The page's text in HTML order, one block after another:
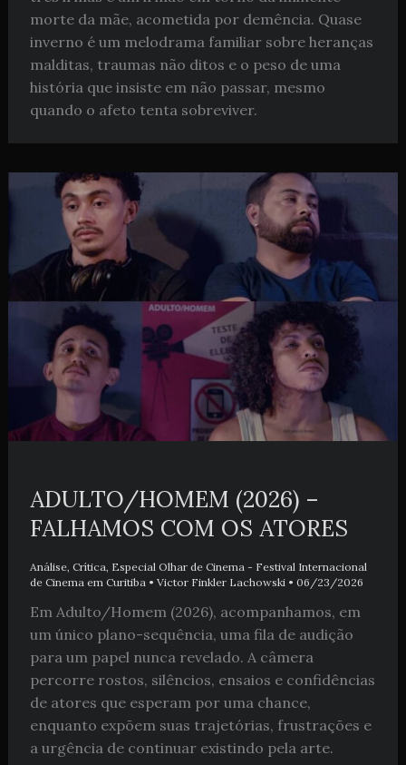
morte da mãe, acometida por demência. Quase
inverno é um melodrama familiar sobre heranças
malditas, traumas não ditos e o peso de uma
história que insiste em não passar, mesmo
quando o afeto tenta sobreviver.
ADULTO/HOMEM (2026) –
FALHAMOS COM OS ATORES
Análise, Crítica Especial Olhar de Cinema - Festival Internacional
de Cinema em Curitiba • Victor Finkler Lachowski • 06/23/2026
Em Adulto/Homem (2026), acompanhamos, em
um único plano-sequência, uma fila de audição
para um papel nunca revelado. A câmera
percorre rostos, silêncios, ensaios e confidências
de atores que esperam por uma chance,
enquanto expõem suas trajetórias, frustrações e
a urgência de continuar existindo pela arte.